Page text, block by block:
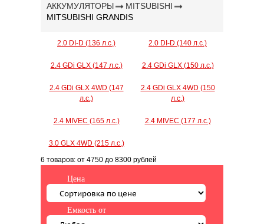
АККУМУЛЯТОРЫ
MITSUBISHI
MITSUBISHI GRANDIS
2.0 DI-D (136 л.с.) 2.0 DI-D (140 л.с.)
2.4 GDi GLX (147 л.с.) 2.4 GDi GLX (150 л.с.)
2.4 GDi GLX 4WD (147
л.с.)
2.4 GDi GLX 4WD (150
л.с.)
2.4 MIVEC (165 л.с.) 2.4 MIVEC (177 л.с.)
3.0 GLX 4WD (215 л.с.)
6 товаров: от 4750 до 8300 рублей
Цена
Емкость от